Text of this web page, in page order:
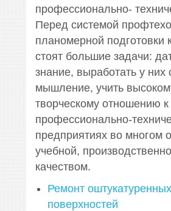
профессионально-
Перед системой
планомерной
стоят большие задачи:
знание, выработать у
мышление, учить
творческому отношению к
профессионально-
предприятиях во многом
учебной,
качеством.
Ремонт
поверхностей